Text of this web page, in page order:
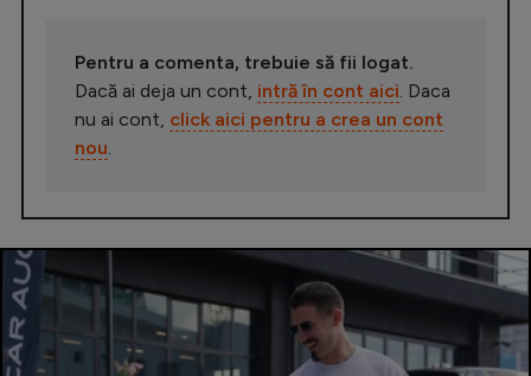
Pentru a comenta, trebuie să fii logat.
Dacă ai deja un cont, intră în cont aici. Daca
nu ai cont, click aici pentru a crea un cont
nou.